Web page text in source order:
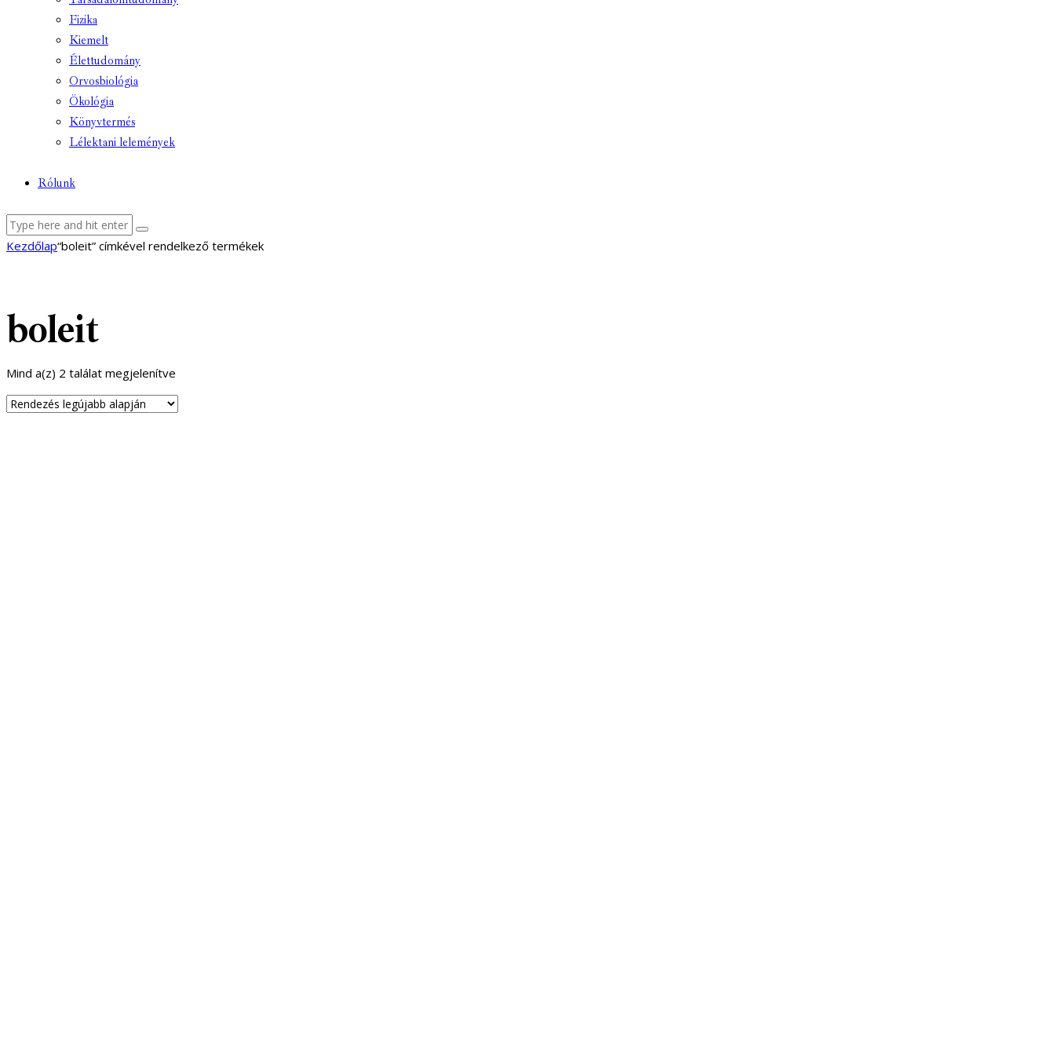
Fizika
Kiemelt
Élettudomány
Orvosbiológia
Ökológia
Könyvtermés
Lélektani lelemények
Rólunk
facebook-
youtube-
email
Kezdőlap“boleit” címkével rendelkező termékek
boleit
Mind a(z) 2 találat megjelenítve
by
latest